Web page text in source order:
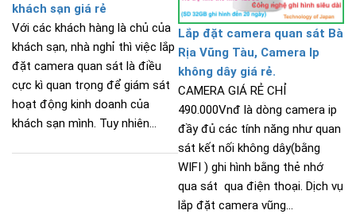
khách sạn giá rẻ
Với các khách hàng là chủ của
khách sạn, nhà nghỉ thì việc lắp
đặt camera quan sát là điều
cực kì quan trọng để giám sát
hoạt động kinh doanh của
khách sạn mình. Tuy nhiên...
Lắp đặt camera quan sát Bà
Rịa Vũng Tàu, Camera Ip
không dây giá rẻ.
CAMERA GIÁ RẺ CHỈ
490.000Vnđ là dòng camera ip
đầy đủ các tính năng như quan
sát kết nối không dây(bằng
WIFI ) ghi hình bằng thẻ nhớ
qua sát qua điện thoại. Dịch vụ
lắp đặt camera vũng...